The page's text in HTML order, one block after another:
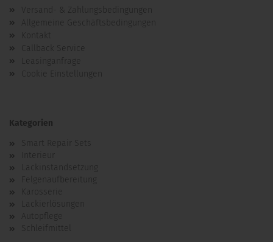
Versand- & Zahlungsbedingungen
Allgemeine Geschäftsbedingungen
Kontakt
Callback Service
Leasinganfrage
Cookie Einstellungen
Kategorien
Smart Repair Sets
Interieur
Lackinstandsetzung
Felgenaufbereitung
Karosserie
Lackierlösungen
Autopflege
Schleifmittel